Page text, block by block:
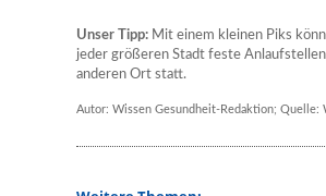
Unser Tipp: Mit einem kleinen Piks
jeder größeren Stadt feste
anderen Ort statt.
Autor: Wissen Gesundheit-Redaktion; Quelle: